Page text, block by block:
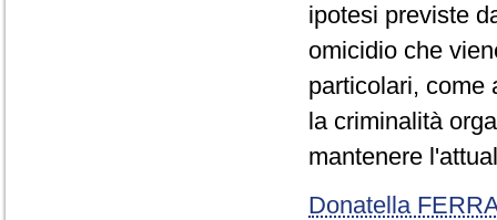
ipotesi previste
omicidio che
particolari, come
la criminalità
mantenere
Donatella